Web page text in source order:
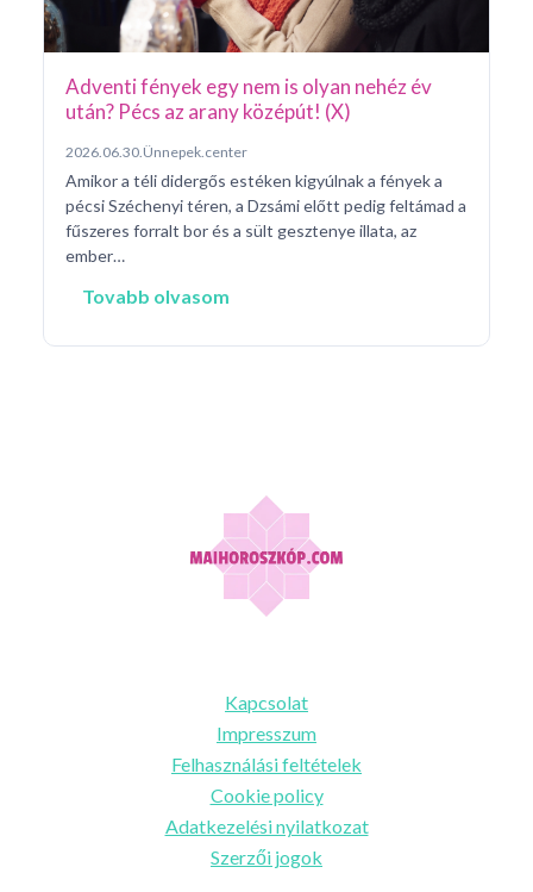
Adventi fények egy nem is olyan nehéz év
után? Pécs az arany középút! (X)
2026.06.30. Ünnepek.center
Amikor a téli didergős estéken kigyúlnak a fények a
pécsi Széchenyi téren, a Dzsámi előtt pedig feltámad a
fűszeres forralt bor és a sült gesztenye illata, az
ember…
Tovabb olvasom
Kapcsolat
Impresszum
Felhasználási feltételek
Cookie policy
Adatkezelési nyilatkozat
Szerzői jogok